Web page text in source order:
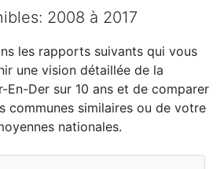
2008 à 2017
les rapports suivants qui vous
une vision détaillée de la
En-Der sur 10 ans et de comparer
communes similaires ou de votre
nationales.